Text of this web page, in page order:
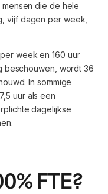
die de hele
vijf dagen per week,
week en 160 uur
beschouwen, wordt 36
In sommige
uur als een
dagelijkse
FTE?